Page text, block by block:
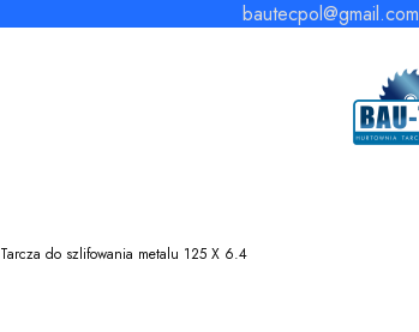
bautecpol@gmail.com
Tarcza do szlifowania metalu 125 X 6.4